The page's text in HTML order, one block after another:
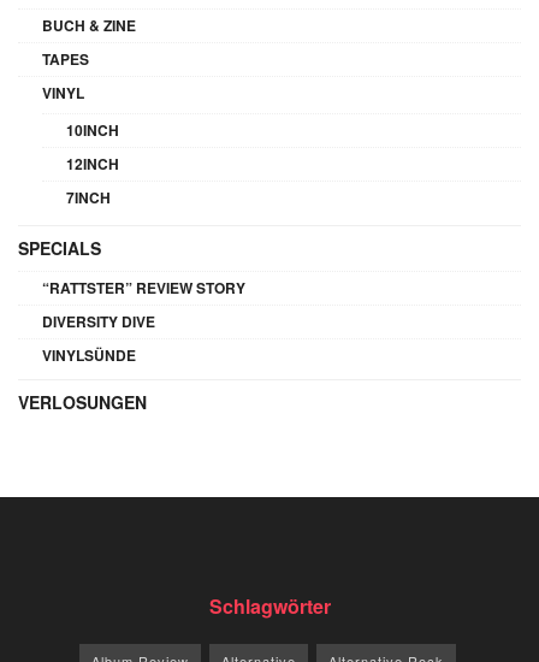
BUCH & ZINE
TAPES
VINYL
10INCH
12INCH
7INCH
SPECIALS
“RATTSTER” REVIEW STORY
DIVERSITY DIVE
VINYLSÜNDE
VERLOSUNGEN
Schlagwörter